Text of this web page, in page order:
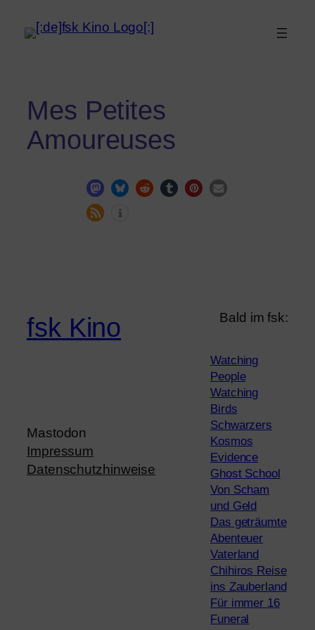
Mes Petites
Amoureuses
fsk Kino
Mastodon
Impressum
Datenschutzhinweise
Bald im fsk:
Watching
People
Watching
Birds
Schwarzers
Kosmos
Evidence
Ghost School
Von Scham
und Geld
Das geträumte
Abenteuer
Vaterland
Chihiros Reise
ins Zauberland
Für immer 16
Funeral